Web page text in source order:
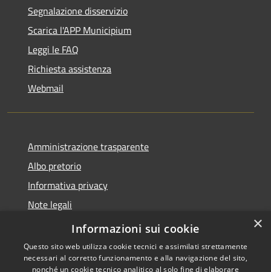
Segnalazione disservizio
Scarica l'APP Municipium
Leggi le FAQ
Richiesta assistenza
Webmail
Amministrazione trasparente
Albo pretorio
Informativa privacy
Note legali
Dichiarazione di accessibilità
×
Informazioni sui cookie
Questo sito web utilizza cookie tecnici e assimilati strettamente
necessari al corretto funzionamento e alla navigazione del sito,
nonché un cookie tecnico analitico al solo fine di elaborare